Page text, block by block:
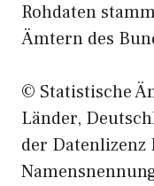
Rohdaten
Ämtern des
© Statistische
Länder,
der Datenlizenz